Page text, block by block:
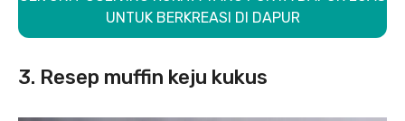
UNTUK BERKREASI DI DAPUR
3. Resep muffin keju kukus